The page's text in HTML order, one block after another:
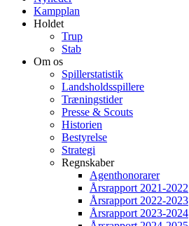
Kampplan
Holdet
Trup
Stab
Om os
Spillerstatistik
Landsholdsspillere
Træningstider
Presse & Scouts
Historien
Bestyrelse
Strategi
Regnskaber
Agenthonorarer
Årsrapport 2021-2022
Årsrapport 2022-2023
Årsrapport 2023-2024